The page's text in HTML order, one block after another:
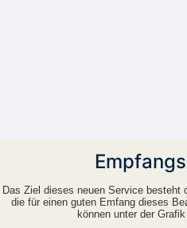
Das Ziel dieses neuen Service besteht
die für einen guten Emfang dieses
können unter der